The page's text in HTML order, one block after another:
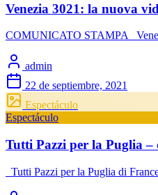
Venezia 3021: la nuova
COMUNICATO STAMPA
admin
22 de septiembre, 2021
Espectáculo
Espectáculo
Tutti Pazzi per la Puglia –
Tutti Pazzi per la Puglia di